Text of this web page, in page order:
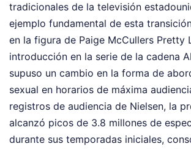
tradicionales de la televisión
ejemplo fundamental de esta
en la figura de Paige McCullers Pretty
introducción en la serie de la cadena
supuso un cambio en la forma de
sexual en horarios de máxima
registros de audiencia de Nielsen, la
alcanzó picos de 3.8 millones de
durante sus temporadas iniciales,